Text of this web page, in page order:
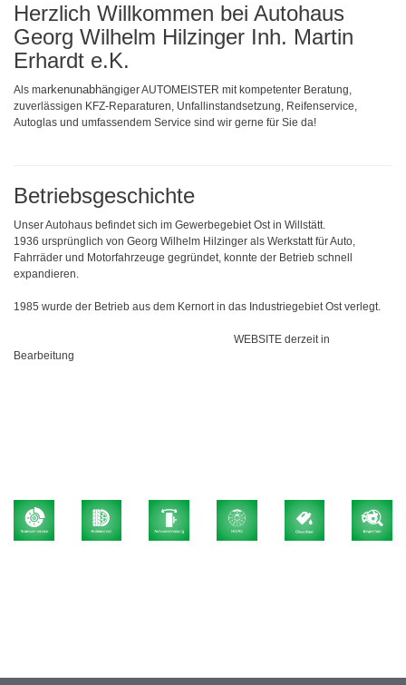
Herzlich Willkommen bei Autohaus
Georg Wilhelm Hilzinger Inh. Martin
Erhardt e.K.
Als markenunabhängiger AUTOMEISTER mit kompetenter Beratung,
zuverlässigen KFZ-Reparaturen, Unfallinstandsetzung, Reifenservice,
Autoglas und umfassendem Service sind wir gerne für Sie da!
Betriebsgeschichte
Unser Autohaus befindet sich im Gewerbegebiet Ost in Willstätt.
1936 ursprünglich von Georg Wilhelm Hilzinger als Werkstatt für Auto,
Fahrräder und Motorfahrzeuge gegründet, konnte der Betrieb schnell
expandieren.
1985 wurde der Betrieb aus dem Kernort in das Industriegebiet Ost verlegt.
WEBSITE derzeit in
Bearbeitung